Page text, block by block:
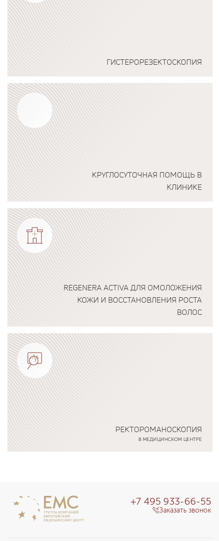
ГИСТЕРОРЕЗЕКТОСКОПИЯ
Подробнее о программе
КРУГЛОСУТОЧНАЯ ПОМОЩЬ В
КЛИНИКЕ
Подробнее о программе
REGENERA ACTIVA ДЛЯ ОМОЛОЖЕНИЯ
КОЖИ И ВОССТАНОВЛЕНИЯ РОСТА
ВОЛОС
Подробнее о программе
РЕКТОРОМАНОСКОПИЯ
В МЕДИЦИНСКОМ ЦЕНТРЕ
+7 495 933-66-55
Заказать звонок